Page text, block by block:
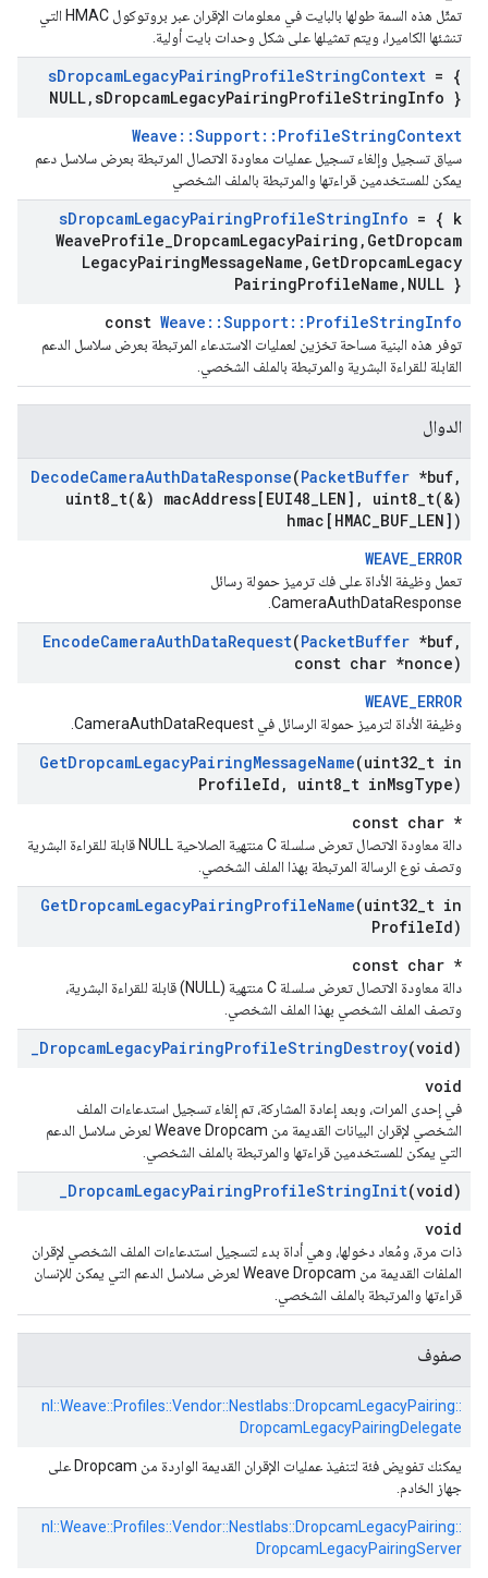
تمثّل هذه السمة طولها بالبايت في معلومات الإقران عبر بروتوكول HMAC التي
تنشئها الكاميرا، ويتم تمثيلها على شكل وحدات بايت أولية.
sDropcamLegacyPairingProfileStringContext = {
NULL,sDropcamLegacyPairingProfileStringInfo }
Weave::Support::ProfileStringContext
سياق تسجيل وإلغاء تسجيل عمليات معاودة الاتصال المرتبطة بعرض سلاسل دعم
يمكن للمستخدمين قراءتها والمرتبطة بالملف الشخصي
sDropcamLegacyPairingProfileStringInfo = { k
WeaveProfile DropcamLegacyPairing , GetDropcam
LegacyPairingMessageName , GetDropcamLegacy
PairingProfileName , NULL }
const Weave::Support::ProfileStringInfo
توفر هذه البنية مساحة تخزين لعمليات الاستدعاء المرتبطة بعرض سلاسل الدعم
القابلة للقراءة البشرية والمرتبطة بالملف الشخصي.
الدوال
DecodeCameraAuthDataResponse(PacketBuffer *buf,
uint8_t(&) macAddress[EUI48 LEN] , uint8_t(&)
hmac[HMAC BUF LEN])
WEAVE_ERROR
تعمل وظيفة الأداة على فك ترميز حمولة رسائل
CameraAuthDataResponse.
EncodeCameraAuthDataRequest(PacketBuffer *buf,
const char *nonce)
WEAVE_ERROR
وظيفة الأداة لترميز حمولة الرسائل في CameraAuthDataRequest.
GetDropcamLegacyPairingMessageName(uint32 t in
ProfileId , uint8 t inMsgType)
const char *
دالة معاودة الاتصال تعرض سلسلة C منتهية الصلاحية NULL قابلة للقراءة البشرية
وتصف نوع الرسالة المرتبطة بهذا الملف الشخصي.
GetDropcamLegacyPairingProfileName(uint32 t in
ProfileId)
const char *
دالة معاودة الاتصال تعرض سلسلة C منتهية (NULL) قابلة للقراءة البشرية،
وتصف الملف الشخصي بهذا الملف الشخصي.
_DropcamLegacyPairingProfileStringDestroy(void)
void
في إحدى المرات، وبعد إعادة المشاركة، تم إلغاء تسجيل استدعاءات الملف
الشخصي لإقران البيانات القديمة من Weave Dropcam لعرض سلاسل الدعم
التي يمكن للمستخدمين قراءتها والمرتبطة بالملف الشخصي.
_DropcamLegacyPairingProfileStringInit(void)
void
ذات مرة، ومُعاد دخولها، وهي أداة بدء لتسجيل استدعاءات الملف الشخصي لإقران
الملفات القديمة من Weave Dropcam لعرض سلاسل الدعم التي يمكن للإنسان
قراءتها والمرتبطة بالملف الشخصي.
صفوف
nl::Weave::Profiles::Vendor::Nestlabs::DropcamLegacyPairing::
DropcamLegacyPairingDelegate
يمكنك تفويض فئة لتنفيذ عمليات الإقران القديمة الواردة من Dropcam على
جهاز الخادم.
nl::Weave::Profiles::Vendor::Nestlabs::DropcamLegacyPairing::
DropcamLegacyPairingServer